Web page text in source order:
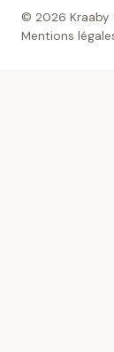
© 2026 Kraaby
Mentions